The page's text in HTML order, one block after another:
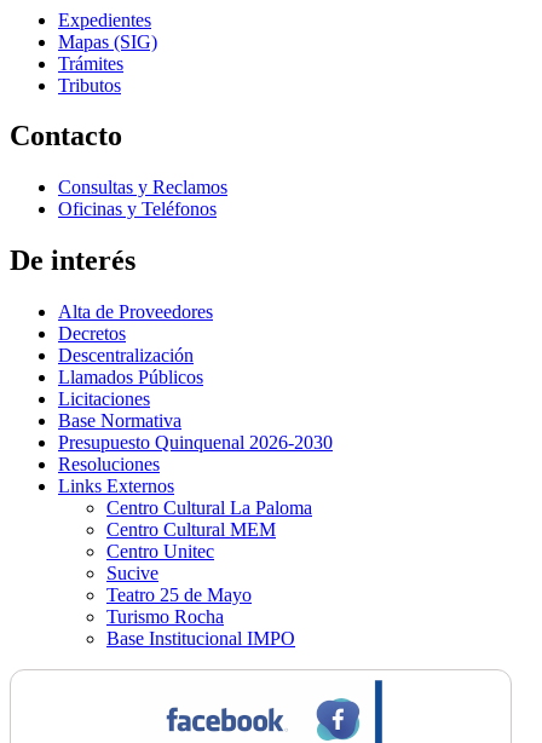
Expedientes
Mapas (SIG)
Trámites
Tributos
Contacto
Consultas y Reclamos
Oficinas y Teléfonos
De interés
Alta de Proveedores
Decretos
Descentralización
Llamados Públicos
Licitaciones
Base Normativa
Presupuesto Quinquenal 2026-2030
Resoluciones
Links Externos
Centro Cultural La Paloma
Centro Cultural MEM
Centro Unitec
Sucive
Teatro 25 de Mayo
Turismo Rocha
Base Institucional IMPO